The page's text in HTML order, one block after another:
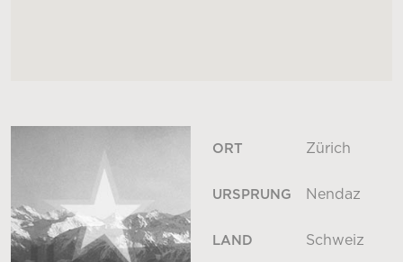
ORT Zürich
URSPRUNG Nendaz
LAND Schweiz